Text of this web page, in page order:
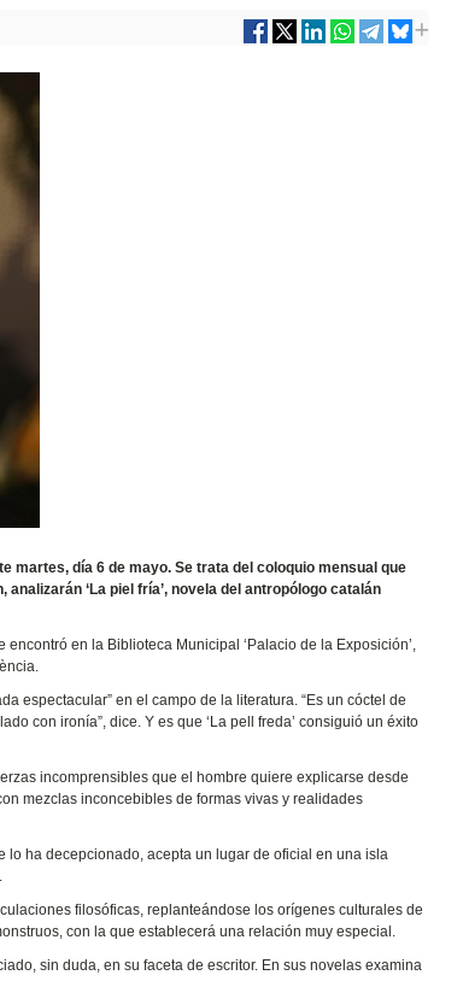
martes, día 6 de mayo. Se trata del coloquio mensual que
‘La piel fría’, novela del antropólogo catalán
en la Biblioteca Municipal ‘Palacio de la Exposición’,
espectacular” en el campo de la literatura. “Es un cóctel de
con ironía”, dice. Y es que ‘La pell freda’ consiguió un éxito
incomprensibles que el hombre quiere explicarse desde
mezclas inconcebibles de formas vivas y realidades
ha decepcionado, acepta un lugar de oficial en una isla
filosóficas, replanteándose los orígenes culturales de
con la que establecerá una relación muy especial.
sin duda, en su faceta de escritor. En sus novelas examina